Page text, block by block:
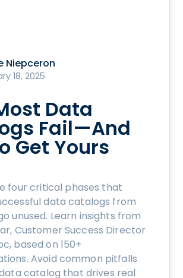
Niepceron
18, 2025
Data
Fail—And
Get Yours
four critical phases that
data catalogs from
unused. Learn insights from
Customer Success Director
based on 150+
Avoid common pitfalls
catalog that drives real